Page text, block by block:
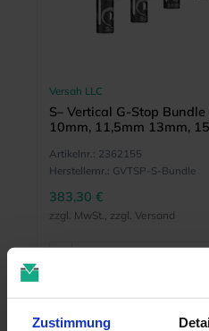
Zustimmung
Versah LLC
S– Vertical G-Stop
10mm, 11,5mm 13mm,
Artikelnr.: 2362155
Herstellernr.: GVTSP-S-Bundle
383,30 €
zzgl. MwSt., zzgl. Versand